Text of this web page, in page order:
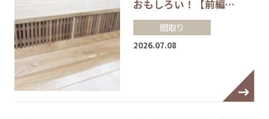
おもしろい！【前編…
間取り
2026.07.08